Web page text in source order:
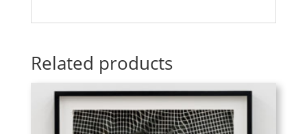
Related products